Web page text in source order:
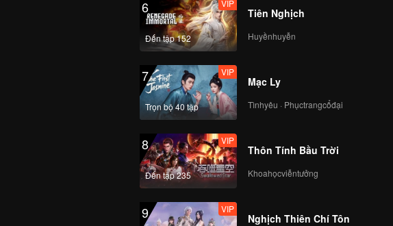
6
Đến tập 152
VIP
Tiên Nghịch
Huyềnhuyễn
7
Trọn bộ 40 tập
VIP
Mạc Ly
Tìnhyêu · Phụctrangcổđại
8
Đến tập 235
VIP
Thôn Tính Bầu Trời
Khoahọcviễntưởng
9 VIP
Nghịch Thiên Chí Tôn